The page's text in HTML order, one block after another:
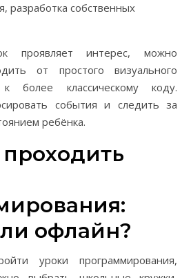
разработка собственных
проявляет интерес, можно
от простого визуального
к более классическому коду.
события и следить за
ребёнка.
проходить
офлайн?
уроки программирования,